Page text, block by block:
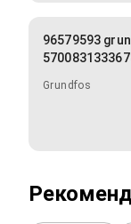
96579593
Grundfos